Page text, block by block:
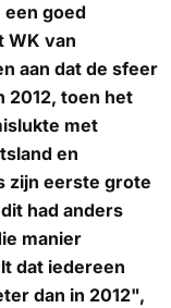
goed
WK van
aan dat de sfeer
2012, toen het
met
en
zijn eerste grote
had anders
manier
dat iedereen
dan in 2012",